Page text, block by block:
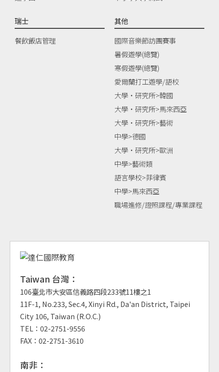
瑞士
餐飲飯店管理
其他
國際音樂節訪團賽事
暑假遊學(總覽)
寒假遊學(總覽)
愛爾蘭打工遊學/語校
大學‧研究所>韓國
大學‧研究所>馬來西亞
大學‧研究所>藝術
中學>德國
大學‧研究所>歐洲
中學>藝術類
語言學校>菲律賓
中學>馬來西亞
職場進修/證照課程/專業課程
Taiwan 台灣：
106臺北市大安區信義路四段233號11樓之1
11F-1, No.233, Sec.4, Xinyi Rd., Da'an District, Taipei
City 106, Taiwan (R.O.C.)
TEL：02-2751-9556
FAX：02-2751-3610
南非：